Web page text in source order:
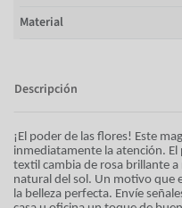
Material
Descripción
¡El poder de las flores! Este
inmediatamente la atención.
textil cambia de rosa brillante
natural del sol. Un motivo que
la belleza perfecta. Envíe